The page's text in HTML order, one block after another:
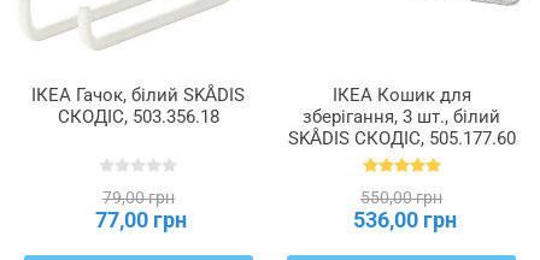
ІКЕА Гачок, білий SKÅDIS
СКОДІС, 503.356.18
79,00 грн
77,00 грн
ІКЕА Кошик для
зберігання, 3 шт., білий
SKÅDIS СКОДІС, 505.177.60
550,00 грн
536,00 грн